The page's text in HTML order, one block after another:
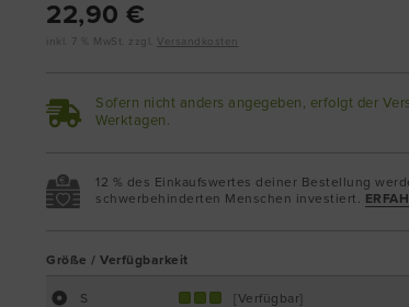
22,90 €
inkl. 7 % MwSt. zzgl. Versandkosten
Sofern nicht anders angegeben, erfolgt der
Werktagen.
12 % des Einkaufswertes deiner Bestellung
schwerbehinderten Menschen investiert.
Größe / Verfügbarkeit
S [Verfügbar]